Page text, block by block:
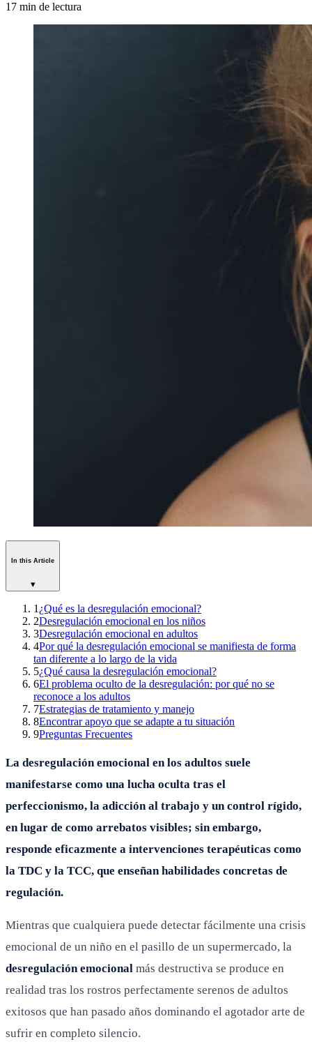
17 min de lectura
In this Article
▾
1 ¿Qué es la desregulación emocional?
2Desregulación emocional en los niños
3Desregulación emocional en adultos
4Por qué la desregulación emocional se manifiesta de forma
tan diferente a lo largo de la vida
5¿Qué causa la desregulación emocional?
6El problema oculto de la desregulación: por qué no se
reconoce a los adultos
7Estrategias de tratamiento y manejo
8Encontrar apoyo que se adapte a tu situación
9Preguntas Frecuentes
La desregulación emocional en los adultos suele
manifestarse como una lucha oculta tras el
perfeccionismo, la adicción al trabajo y un control rígido,
en lugar de como arrebatos visibles; sin embargo,
responde eficazmente a intervenciones terapéuticas como
la TDC y la TCC, que enseñan habilidades concretas de
regulación.
Mientras que cualquiera puede detectar fácilmente una crisis
emocional de un niño en el pasillo de un supermercado, la
desregulación emocional más destructiva se produce en
realidad tras los rostros perfectamente serenos de adultos
exitosos que han pasado años dominando el agotador arte de
sufrir en completo silencio.